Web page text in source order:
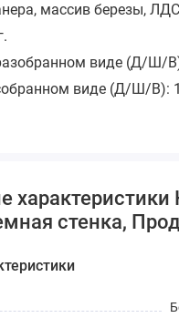
массив березы,
виде (Д/Ш/
виде (Д/Ш/В):
стенка,